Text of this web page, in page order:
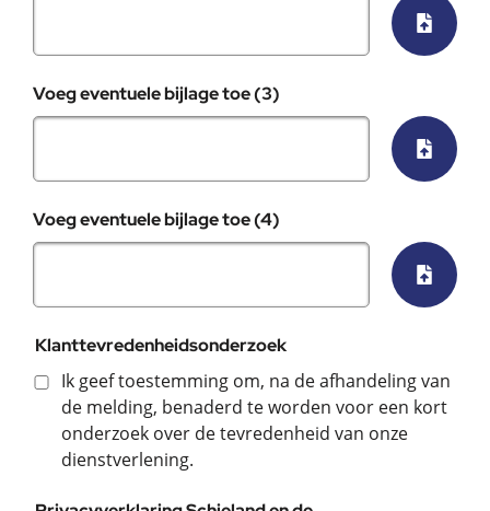
Voeg eventuele bijlage toe (3)
Voeg eventuele bijlage toe (4)
Klanttevredenheidsonderzoek
Ik geef toestemming om, na de afhandeling van
de melding, benaderd te worden voor een kort
onderzoek over de tevredenheid van onze
dienstverlening.